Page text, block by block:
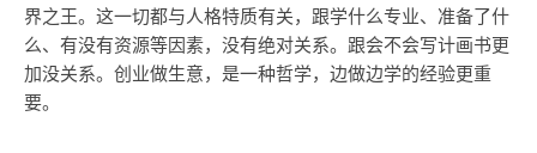
界之王。这一切都与人格特质有关，跟学什么专业、准备了什
么、有没有资源等因素，没有绝对关系。跟会不会写计画书更
加没关系。创业做生意，是一种哲学，边做边学的经验更重
要。